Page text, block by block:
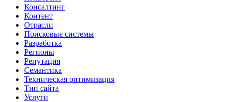
Консалтинг
Контент
Отрасли
Поисковые системы
Разработка
Регионы
Репутация
Семантика
Техническая оптимизация
Тип сайта
Услуги